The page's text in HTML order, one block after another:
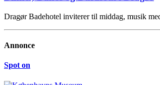
Dragør Badehotel inviterer til middag, musik
Annonce
Spot on